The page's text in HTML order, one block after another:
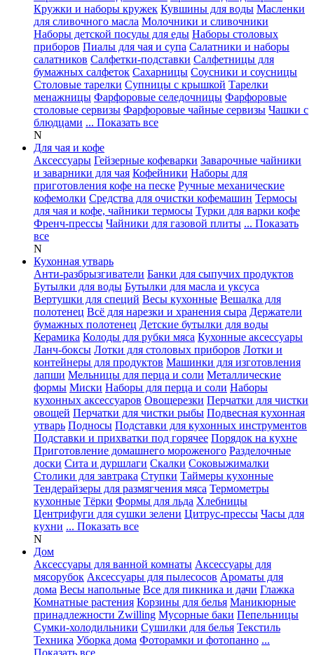
Кружки и наборы кружек Кувшины для воды Масленки
для сливочного масла Молочники и сливочники
Наборы детской посуды для еды Наборы столовых
приборов Пиалы для чая и супа Салатники и наборы
салатников Салфетки-подставки Салфетницы для
бумажных салфеток Сахарницы Соусники и соусницы
Столовые тарелки Супницы с крышкой Тарелки
менажницы Фарфоровые селедочницы Фарфоровые
столовые сервизы Фарфоровые чайные сервизы Чашки с
блюдцами ... Показать все
N
Для чая и кофе
Аксессуары Гейзерные кофеварки Заварочные чайники
и заварники для чая Кофейники Наборы для
приготовления кофе на песке Ручные механические
кофемолки Средства для очистки кофемашин Термосы
для чая и кофе, чайники термосы Турки для варки кофе
Френч-прессы Чайники для газовой плиты ... Показать
все
N
Кухонная утварь
Анти-разбрызгиватели Банки для сыпучих продуктов
Бутылки для воды Бутылки для масла и уксуса
Вертушки для специй Весы кухонные Вешалка для
полотенец Всё для нарезки и хранения сыра Держатели
бумажных полотенец Детские бутылки для воды
Керамика Колоды для рубки мяса Кухонные аксессуары
Ланч-боксы Лотки для столовых приборов Лотки и
контейнеры для продуктов Машинки для изготовления
лапши Мельницы для перца и соли Металлические
формы Миски Наборы для перца и соли Наборы
кухонных аксессуаров Овощерезки Перчатки для чистки
овощей Перчатки для чистки рыбы Подвесная кухонная
утварь Подносы Подставки для кухонных инструментов
Подставки и прихватки под горячее Порядок на кухне
Приготовление домашнего мороженого Разделочные
доски Сита и дуршлаги Скалки Соковыжималки
Столики для завтрака Ступки Таймеры кухонные
Тендерайзеры для размягчения мяса Термометры
кухонные Тёрки Формы для льда Хлебницы
Центрифуги для сушки зелени Цитрус-прессы Часы для
кухни ... Показать все
N
Дом
Аксессуары для ванной комнаты Аксессуары для
мясорубок Аксессуары для пылесосов Ароматы для
дома Весы напольные Все для пикника и дачи Глажка
Комнатные растения Корзины для белья Маникюрные
принадлежности Zwilling Мусорные баки Пепельницы
Сумки-холодильники Сушилки для белья Текстиль
Техника Уборка дома Фоторамки и фотопанно ...
Показать все